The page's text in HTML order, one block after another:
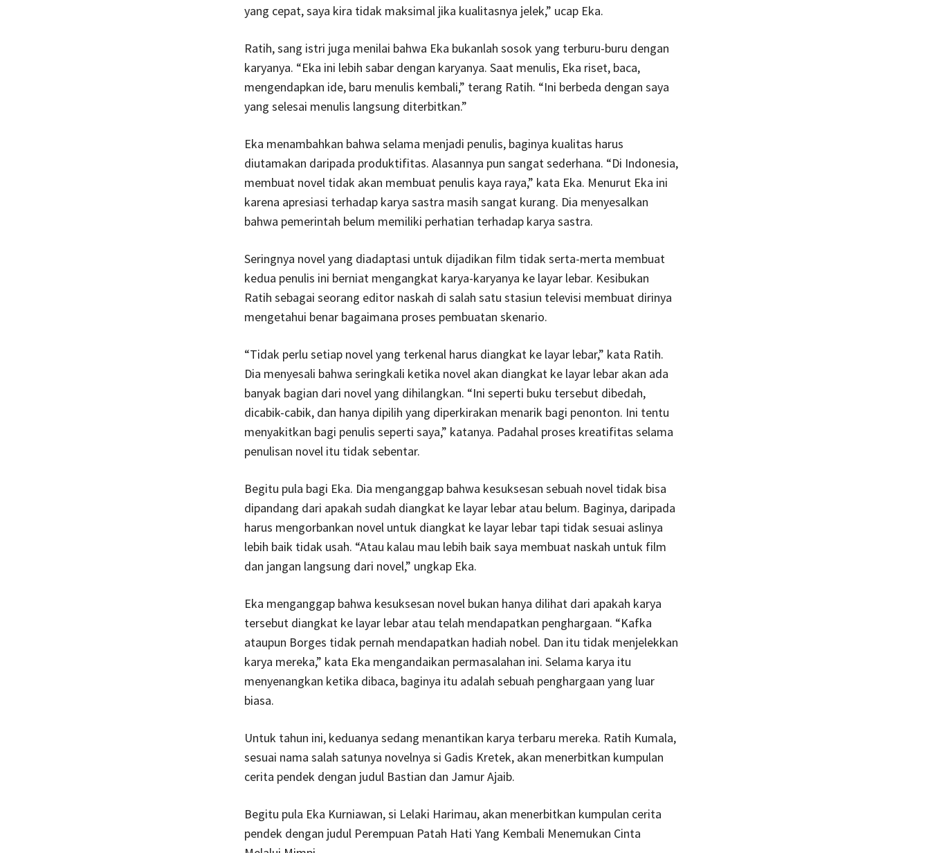
yang cepat, saya kira tidak maksimal jika kualitasnya jelek,” ucap Eka.
Ratih, sang istri juga menilai bahwa Eka bukanlah sosok yang terburu-buru dengan
karyanya. “Eka ini lebih sabar dengan karyanya. Saat menulis, Eka riset, baca,
mengendapkan ide, baru menulis kembali,” terang Ratih. “Ini berbeda dengan saya
yang selesai menulis langsung diterbitkan.”
Eka menambahkan bahwa selama menjadi penulis, baginya kualitas harus
diutamakan daripada produktifitas. Alasannya pun sangat sederhana. “Di Indonesia,
membuat novel tidak akan membuat penulis kaya raya,” kata Eka. Menurut Eka ini
karena apresiasi terhadap karya sastra masih sangat kurang. Dia menyesalkan
bahwa pemerintah belum memiliki perhatian terhadap karya sastra.
Seringnya novel yang diadaptasi untuk dijadikan film tidak serta-merta membuat
kedua penulis ini berniat mengangkat karya-karyanya ke layar lebar. Kesibukan
Ratih sebagai seorang editor naskah di salah satu stasiun televisi membuat dirinya
mengetahui benar bagaimana proses pembuatan skenario.
“Tidak perlu setiap novel yang terkenal harus diangkat ke layar lebar,” kata Ratih.
Dia menyesali bahwa seringkali ketika novel akan diangkat ke layar lebar akan ada
banyak bagian dari novel yang dihilangkan. “Ini seperti buku tersebut dibedah,
dicabik-cabik, dan hanya dipilih yang diperkirakan menarik bagi penonton. Ini tentu
menyakitkan bagi penulis seperti saya,” katanya. Padahal proses kreatifitas selama
penulisan novel itu tidak sebentar.
Begitu pula bagi Eka. Dia menganggap bahwa kesuksesan sebuah novel tidak bisa
dipandang dari apakah sudah diangkat ke layar lebar atau belum. Baginya, daripada
harus mengorbankan novel untuk diangkat ke layar lebar tapi tidak sesuai aslinya
lebih baik tidak usah. “Atau kalau mau lebih baik saya membuat naskah untuk film
dan jangan langsung dari novel,” ungkap Eka.
Eka menganggap bahwa kesuksesan novel bukan hanya dilihat dari apakah karya
tersebut diangkat ke layar lebar atau telah mendapatkan penghargaan. “Kafka
ataupun Borges tidak pernah mendapatkan hadiah nobel. Dan itu tidak menjelekkan
karya mereka,” kata Eka mengandaikan permasalahan ini. Selama karya itu
menyenangkan ketika dibaca, baginya itu adalah sebuah penghargaan yang luar
biasa.
Untuk tahun ini, keduanya sedang menantikan karya terbaru mereka. Ratih Kumala,
sesuai nama salah satunya novelnya si Gadis Kretek, akan menerbitkan kumpulan
cerita pendek dengan judul Bastian dan Jamur Ajaib.
Begitu pula Eka Kurniawan, si Lelaki Harimau, akan menerbitkan kumpulan cerita
pendek dengan judul Perempuan Patah Hati Yang Kembali Menemukan Cinta